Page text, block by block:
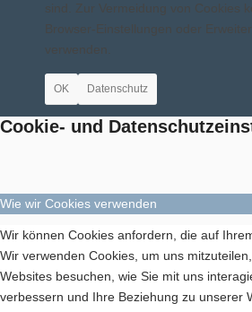
Mitgliedschaft
Vereinsheim mieten
sind. Zur Vermeidung von Cookies
Browser-Einstellungen oder
verwenden.
OK Datenschutz
Cookie- und
Wie wir Cookies verwenden
Wir können Cookies anfordern, die auf
Wir verwenden Cookies, um uns
Websites besuchen, wie Sie mit uns
verbessern und Ihre Beziehung zu unserer